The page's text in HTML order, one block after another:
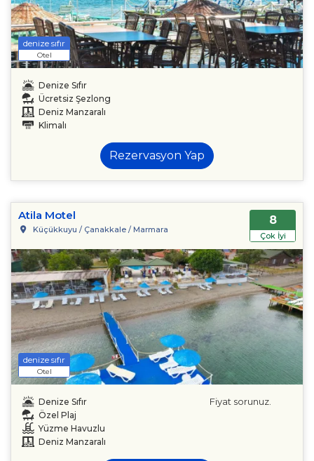
denize sıfır
Otel
Denize Sıfır
Ücretsiz Şezlong
Deniz Manzaralı
Klimalı
Rezervasyon Yap
Atila Motel
Küçükkuyu / Çanakkale / Marmara
8
Çok İyi
denize sıfır
Otel
Denize Sıfır
Özel Plaj
Yüzme Havuzlu
Deniz Manzaralı
Fiyat sorunuz.